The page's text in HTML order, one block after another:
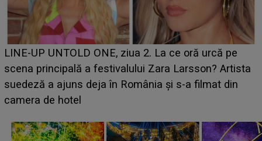
Ce a dezvăluit noua concurentă din "Casa Iubirii" l-a
luat prin surprindere pe Emanuel. CINE ESTE
BĂIATUL VIZAT de Alexandra?! Aflându-se în fața
faptului împlinit, A RECUNOSCUT IMEDIAT: "Am